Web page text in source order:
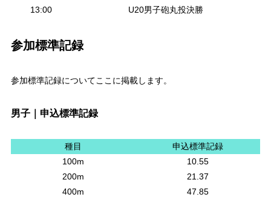
13:00
U20男子砲丸投決勝
参加標準記録
参加標準記録についてここに掲載します。
男子｜申込標準記録
種目
申込標準記録
100m
10.55
200m
21.37
400m
47.85